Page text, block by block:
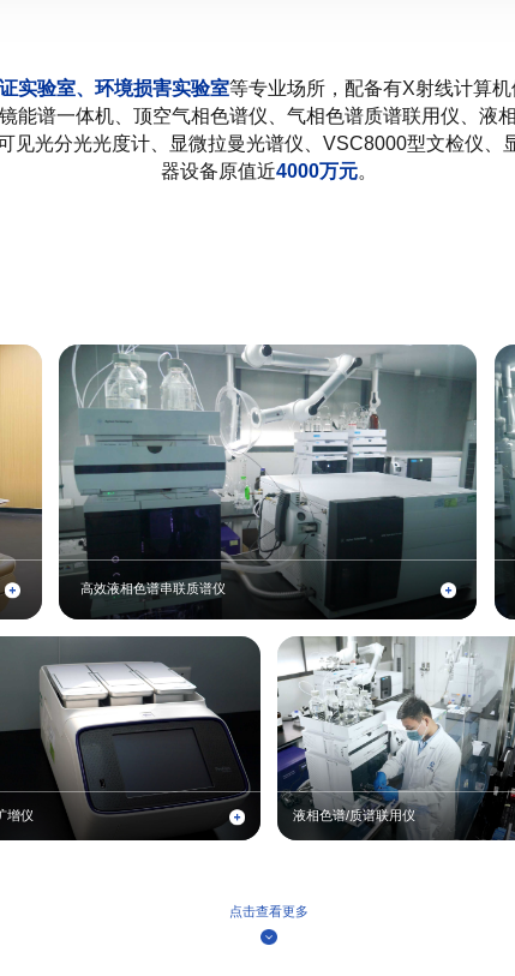
实验室、环境损害实验室等专业场所，配备有X射线计算
能谱一体机、顶空气相色谱仪、气相色谱质谱联用仪、液
见光分光光度计、显微拉曼光谱仪、VSC8000型文检仪、
器设备原值近4000万元。
高效液相色谱串联质谱仪
增仪 液相色谱/质谱联用仪
点击查看更多